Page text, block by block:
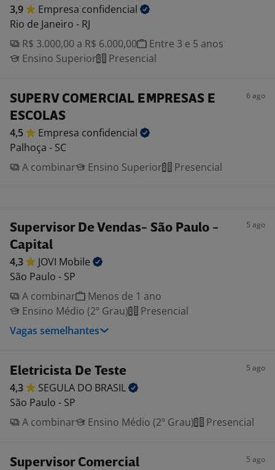
3,9 Empresa confidencial
Rio de Janeiro - RJ
R$ 3.000,00 a R$ 6.000,00
Entre 3 e 5 anos
Ensino Superior
Presencial
SUPERV COMERCIAL EMPRESAS E
ESCOLAS
6 ago
4,5 Empresa confidencial
Palhoça - SC
A combinar
Ensino Superior Presencial
Supervisor De Vendas- São Paulo -
Capital
5 ago
4,3 JOVI Mobile
São Paulo - SP
A combinar
Menos de 1 ano
Ensino Médio (2º Grau)
Presencial
Vagas semelhantes
Eletricista De Teste 5 ago
4,3 SEGULA DO BRASIL
São Paulo - SP
A combinar
Ensino Médio (2º Grau) Presencial
Supervisor Comercial 5 ago